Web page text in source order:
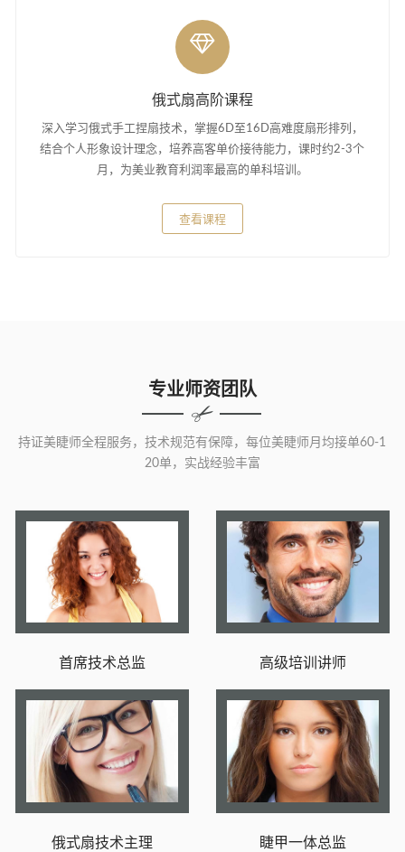
俄式扇高阶课程
深入学习俄式手工捏扇技术，掌握6D至16D高难度扇形排列，
结合个人形象设计理念，培养高客单价接待能力，课时约2-3个
月，为美业教育利润率最高的单科培训。
查看课程
专业师资团队
持证美睫师全程服务，技术规范有保障，每位美睫师月均接单60-1
20单，实战经验丰富
首席技术总监 高级培训讲师
俄式扇技术主理 睫甲一体总监